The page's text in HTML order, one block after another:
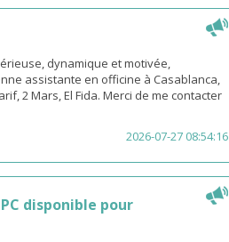
dynamique et motivée,
assistante en officine à Casablanca,
2 Mars, El Fida. Merci de me contacter
2026-07-27 08:54:16
disponible pour